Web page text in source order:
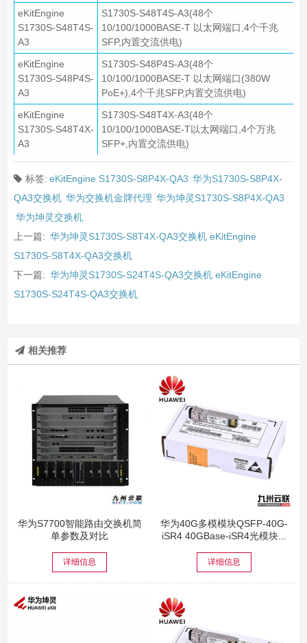
eKitEngine
S1730S-S48T4S-
A3
S1730S-S48T4S-A3(48个
10/100/1000BASE-T 以太网端口,4个千兆
SFP,内置交流供电)
eKitEngine
S1730S-S48P4S-
A3
S1730S-S48P4S-A3(48个
10/100/1000BASE-T 以太网端口(380W
PoE+),4个千兆SFP,内置交流供电)
eKitEngine
S1730S-S48T4X-
A3
S1730S-S48T4X-A3(48个
10/100/1000BASE-T以太网端口,4个万兆
SFP+,内置交流供电)
标签: eKitEngine S1730S-S8P4X-QA3 华为S1730S-S8P4X-
QA3交换机 华为交换机金牌代理 华为坤灵S1730S-S8P4X-QA3
华为坤灵交换机
上一篇: 华为坤灵S1730S-S8T4X-QA3交换机 eKitEngine
S1730S-S8T4X-QA3交换机
下一篇: 华为坤灵S1730S-S24T4S-QA3交换机 eKitEngine
S1730S-S24T4S-QA3交换机
相关推荐
华为S7700智能路由交换机简
单参数及对比
详细信息
华为40G多模模块QSFP-40G-
iSR4 40GBase-iSR4光模块...
详细信息